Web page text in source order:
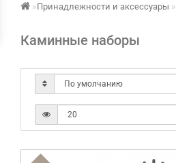
Принадлежности и аксессуары
Каминные наборы